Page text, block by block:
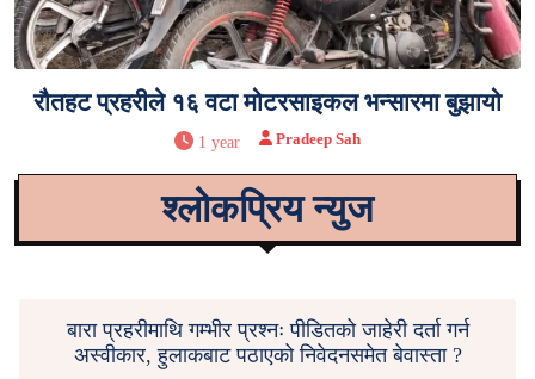
रौतहट प्रहरीले १६ वटा मोटरसाइकल भन्सारमा बुझायो
1 year Pradeep Sah
श्लोकप्रिय न्युज
बारा प्रहरीमाथि गम्भीर प्रश्नः पीडितको जाहेरी दर्ता गर्न
अस्वीकार, हुलाकबाट पठाएको निवेदनसमेत बेवास्ता ?